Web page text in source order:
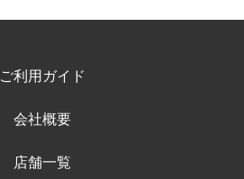
ご利用ガイド
会社概要
店舗一覧